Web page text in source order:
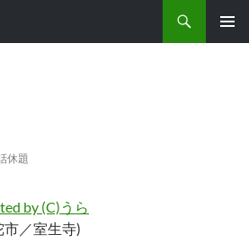
休題
市／室生寺)